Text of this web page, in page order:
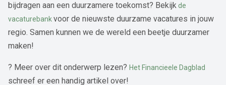
bijdragen aan een duurzamere toekomst? Bekijkde
vacaturebankvoor de nieuwste duurzame vacatures in jouw
regio. Samen kunnen we de wereld een beetje duurzamer
maken!
? Meer over dit onderwerp lezen? Het Financieele Dagblad
schreef er een handig artikel over!